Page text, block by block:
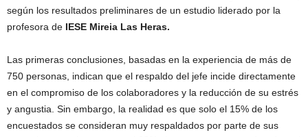
según los resultados preliminares de un estudio liderado por la
profesora de IESE Mireia Las Heras.
Las primeras conclusiones, basadas en la experiencia de más de
750 personas, indican que el respaldo del jefe incide directamente
en el compromiso de los colaboradores y la reducción de su estrés
y angustia. Sin embargo, la realidad es que solo el 15% de los
encuestados se consideran muy respaldados por parte de sus